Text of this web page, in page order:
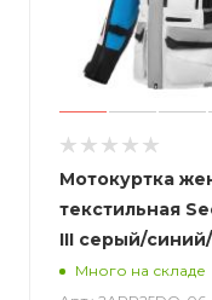
Мотокуртка
текстильная
III серый/
Много на складе